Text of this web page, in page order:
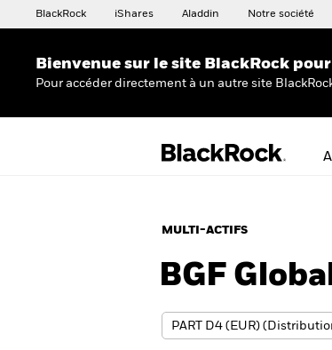
BlackRock iShares Aladdin Notre société
Bienvenue sur le site BlackRock
Pour accéder directement à un autre site
MULTI-ACTIFS
BGF